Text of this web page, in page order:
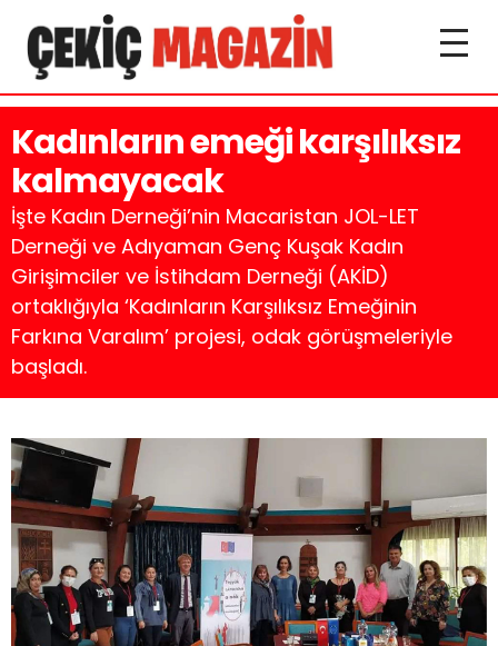
Kadınların emeği karşılıksız
kalmayacak
İşte Kadın Derneği’nin Macaristan JOL-LET
Derneği ve Adıyaman Genç Kuşak Kadın
Girişimciler ve İstihdam Derneği (AKİD)
ortaklığıyla ‘Kadınların Karşılıksız Emeğinin
Farkına Varalım’ projesi, odak görüşmeleriyle
başladı.